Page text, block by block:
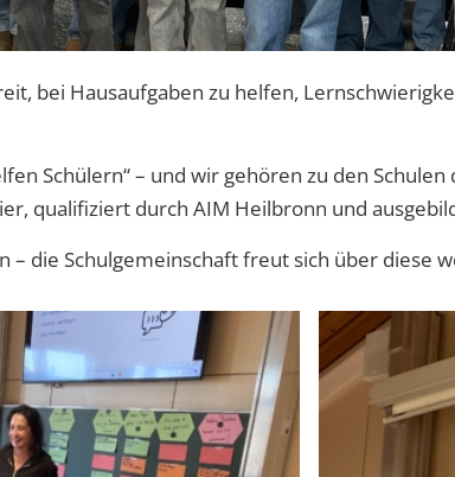
bei Hausaufgaben zu helfen,
Schülern“ – und wir gehören zu den
qualifiziert durch AIM Heilbronn und
– die Schulgemeinschaft freut sich über diese